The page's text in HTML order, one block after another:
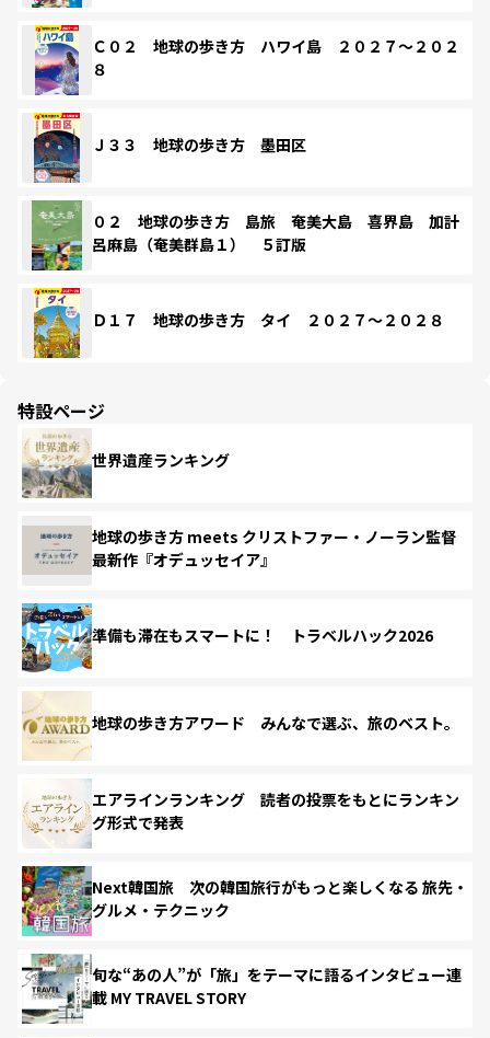
Ｃ０２ 地球の歩き方 ハワイ島 ２０２７～２０２
８
Ｊ３３ 地球の歩き方 墨田区
０２ 地球の歩き方 島旅 奄美大島 喜界島 加計
呂麻島（奄美群島１） ５訂版
Ｄ１７ 地球の歩き方 タイ ２０２７～２０２８
特設ページ
世界遺産ランキング
地球の歩き方 meets クリストファー・ノーラン監督
最新作『オデュッセイア』
準備も滞在もスマートに！ トラベルハック2026
地球の歩き方アワード みんなで選ぶ、旅のベスト。
エアラインランキング 読者の投票をもとにランキン
グ形式で発表
Next韓国旅 次の韓国旅行がもっと楽しくなる 旅先・
グルメ・テクニック
旬な“あの人”が「旅」をテーマに語るインタビュー連
載 MY TRAVEL STORY